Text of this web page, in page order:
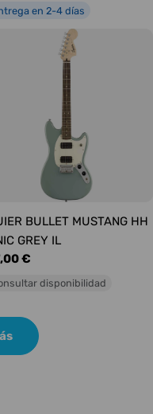
en 2-4 días
BULLET MUSTANG HH
GREY IL
€
disponibilidad